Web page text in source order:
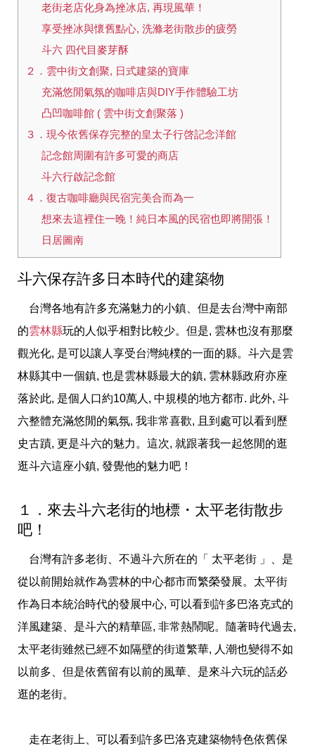
老街老店化身為挫冰店, 再現風華！
享受挫冰與懷舊點心, 洗滌老街散步的疲勞
斗六 四代目麥芽酥
２．雲中街文創聚, 日式建築的寶庫
充滿悠閒氣氛的咖啡店與DIY手作體驗工坊
凸凹咖啡館 ( 雲中街文創聚落 )
３．現今依舊保存完整的皇太子行啓記念洋館
記念館周圍有許多可愛的商店
斗六行啟記念館
４．復古咖啡廳與民宿完美合而為一
想來去這裡住一晚！純日本風的民宿也即將開張！
日居圖南
斗六保存許多日本時代的建築物
台灣各地有許多充滿魅力的小鎮、但是去台灣中南部
的雲林縣玩的人似乎相對比較少。但是, 雲林也沒有那麼
觀光化, 是可以讓人享受台灣純樸的一面的縣。斗六是雲
林縣其中一個鎮, 也是雲林縣最大的鎮, 雲林縣政府亦座
落於此, 是個人口約10萬人, 中規模的地方都市. 此外, 斗
六整體充滿悠閒的氣氛, 我非常喜歡, 且到處可以看到歷
史古蹟, 更是斗六的魅力。這次, 就跟著我一起悠閒的逛
逛斗六這座小鎮, 發覺他的魅力吧！
１．來去斗六老街的地標・太平老街散步
吧！
台灣有許多老街、不過斗六所在的「 太平老街 」、是
從以前開始就作為雲林的中心都市而繁榮發展。太平街
作為日本統治時代的發展中心, 可以看到許多巴洛克式的
洋風建築、是斗六的精華區, 非常熱鬧呢。隨著時代過去,
太平老街雖然已經不如隔壁的街道繁華, 人潮也變得不如
以前多、但是依舊留有以前的風華、是來斗六玩的話必
逛的老街。
走在老街上、可以看到許多巴洛克建築物特色依舊保